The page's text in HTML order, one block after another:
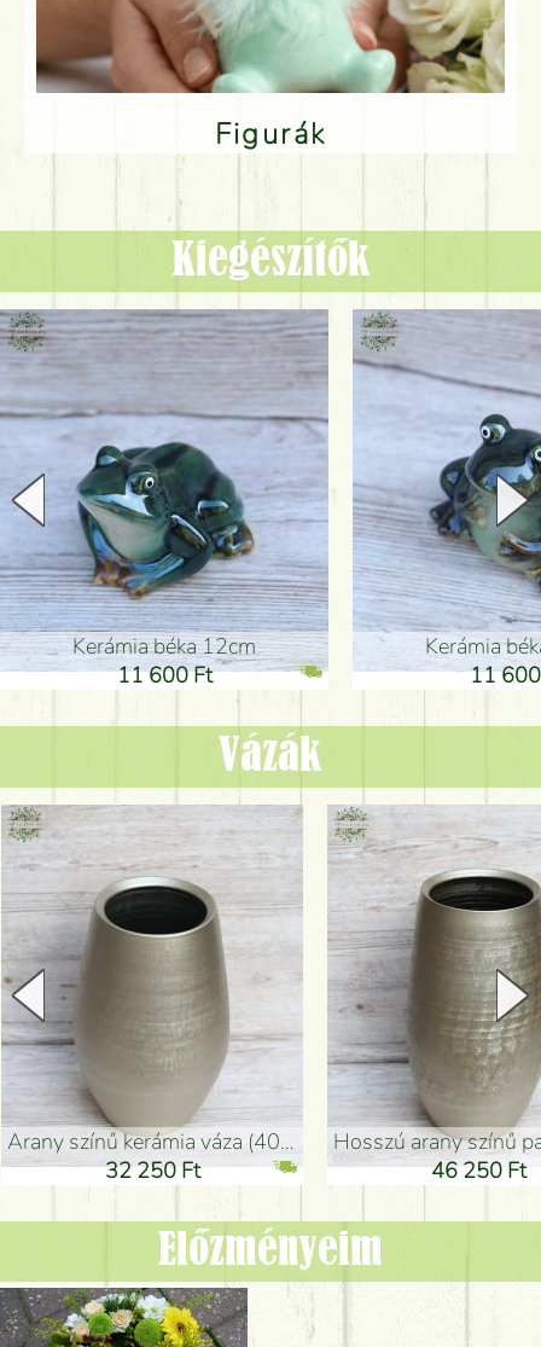
Figurák
Kiegészítők
Kerámia béka 12cm
11 600 Ft
Kerámia
11
Vázák
arany színű kerámia váza (40x26cm)
32 250 Ft
hosszú arany színű
46 250 Ft
Előzményeim